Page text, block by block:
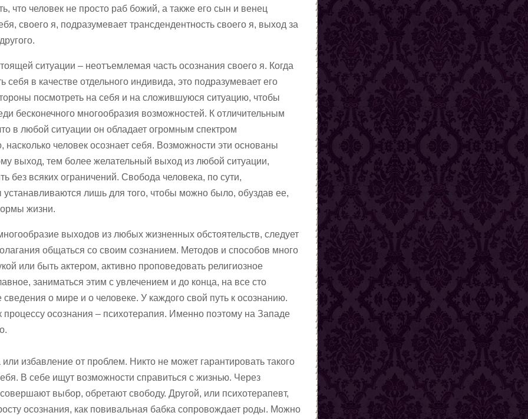
что человек не просто раб божий, а также его сын и венец
своего я, подразумевает трансдендентность своего я, выход за
ситуации – неотъемлемая часть осознания своего я. Когда
себя в качестве отдельного индивида, это подразумевает его
посмотреть на себя и на сложившуюся ситуацию, чтобы
бесконечного многообразия возможностей. К отличительным
в любой ситуации он обладает огромным спектром
насколько человек осознает себя. Возможности эти основаны
выход, тем более желательный выход из любой ситуации,
без всяких ограничений. Свобода человека, по сути,
устанавливаются лишь для того, чтобы можно было, обуздав ее,
жизни.
выходов из любых жизненных обстоятельств, следует
общаться со своим сознанием. Методов и способов много
или быть актером, активно проповедовать религиозное
заниматься этим с увлечением и до конца, на все сто
о мире и о человеке. У каждого свой путь к осознанию.
осознания – психотерапия. Именно поэтому на Западе
избавление от проблем. Никто не может гарантировать такого
В себе ищут возможности справиться с жизнью. Через
выбор, обретают свободу. Другой, или психотерапевт,
осознания, как повивальная бабка сопровождает роды. Можно